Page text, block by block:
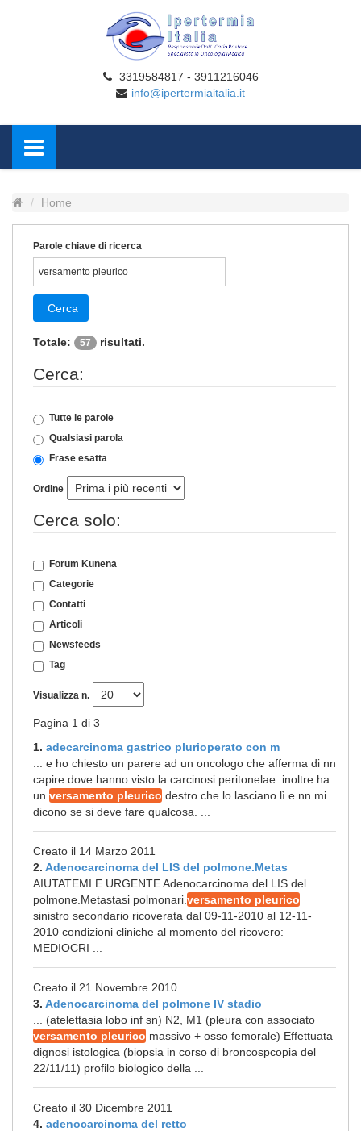
3319584817 - 3911216046
info@ipertermiaitalia.it
Home
Parole chiave di ricerca
Cerca
Totale: 57 risultati.
Cerca:
Tutte le parole
Qualsiasi parola
Frase esatta
Ordine
Cerca solo:
Forum Kunena
Categorie
Contatti
Articoli
Newsfeeds
Tag
Visualizza n.
Pagina 1 di 3
1. adecarcinoma gastrico plurioperato con m
... e ho chiesto un parere ad un oncologo che afferma di nn
capire dove hanno visto la carcinosi peritonelae. inoltre ha
un versamento pleurico destro che lo lasciano lì e nn mi
dicono se si deve fare qualcosa. ...
Creato il 14 Marzo 2011
2. Adenocarcinoma del LIS del polmone.Metas
AIUTATEMI E URGENTE Adenocarcinoma del LIS del
polmone.Metastasi polmonari. versamento pleurico
sinistro secondario ricoverata dal 09-11-2010 al 12-11-
2010 condizioni cliniche al momento del ricovero:
MEDIOCRI ...
Creato il 21 Novembre 2010
3. Adenocarcinoma del polmone IV stadio
... (atelettasia lobo inf sn) N2, M1 (pleura con associato
versamento pleurico massivo + osso femorale) Effettuata
dignosi istologica (biopsia in corso di broncospcopia del
22/11/11) profilo biologico della ...
Creato il 30 Dicembre 2011
4. adenocarcinoma del retto